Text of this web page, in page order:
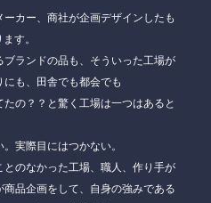
カー、商社が企画デザインしたも
す。
ランドの品も、そういった工場が
も、田舎でも都会でも
の？？と驚く工場は一つはあると
実際目にはつかない。
のなかった工場、職人、作り手が
品企画をして、自身の強みである